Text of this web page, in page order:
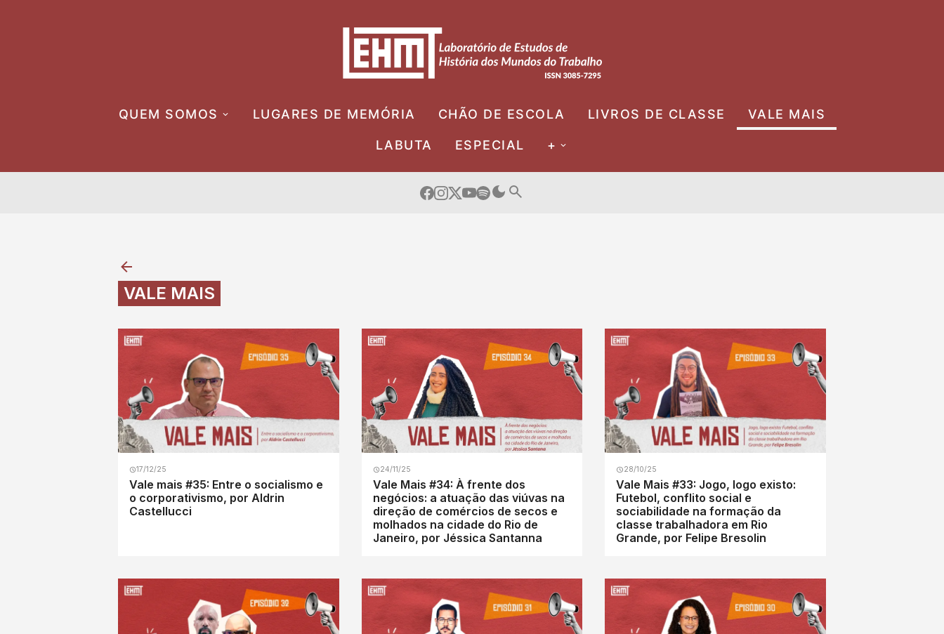
QUEM SOMOS LUGARES DE MEMÓRIA CHÃO DE ESCOLA LIVROS DE CLASSE VALE MAIS
LABUTA ESPECIAL +
VALE MAIS
17/12/25
Vale mais #35: Entre o socialismo e
o corporativismo, por Aldrin
Castellucci
24/11/25
Vale Mais #34: À frente dos
negócios: a atuação das viúvas na
direção de comércios de secos e
molhados na cidade do Rio de
Janeiro, por Jéssica Santanna
28/10/25
Vale Mais #33: Jogo, logo existo:
Futebol, conflito social e
sociabilidade na formação da
classe trabalhadora em Rio
Grande, por Felipe Bresolin